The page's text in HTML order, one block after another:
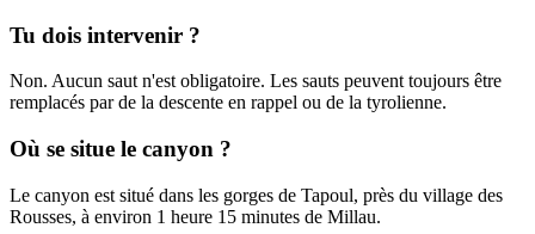
Tu dois intervenir ?
Non. Aucun saut n'est obligatoire. Les sauts peuvent toujours être
remplacés par de la descente en rappel ou de la tyrolienne.
Où se situe le canyon ?
Le canyon est situé dans les gorges de Tapoul, près du village des
Rousses, à environ 1 heure 15 minutes de Millau.